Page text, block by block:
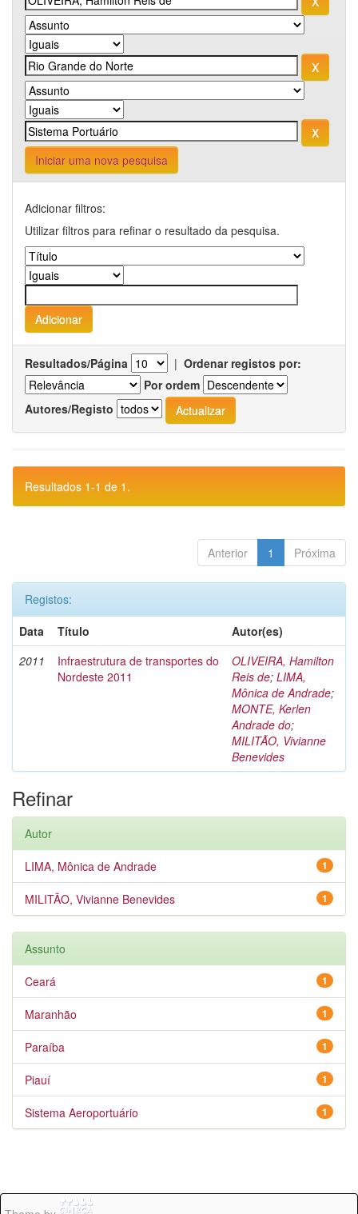
Iniciar uma nova pesquisa
Adicionar filtros:
Utilizar filtros para refinar o resultado da pesquisa.
Resultados/Página | Ordenar registos por:
Por ordem
Autores/Registo
Resultados 1-1 de 1.
Anterior 1 Próxima
Registos:
Data
Título
Autor(es)
2011
Infraestrutura de transportes do
Nordeste 2011
OLIVEIRA, Hamilton
Reis de; LIMA,
Mônica de Andrade;
MONTE, Kerlen
Andrade do;
MILITÃO, Vivianne
Benevides
Refinar
Autor
1
LIMA, Mônica de Andrade
1
MILITÃO, Vivianne Benevides
Assunto
1
Ceará
1
Maranhão
1
Paraíba
1
Piauí
1
Sistema Aeroportuário